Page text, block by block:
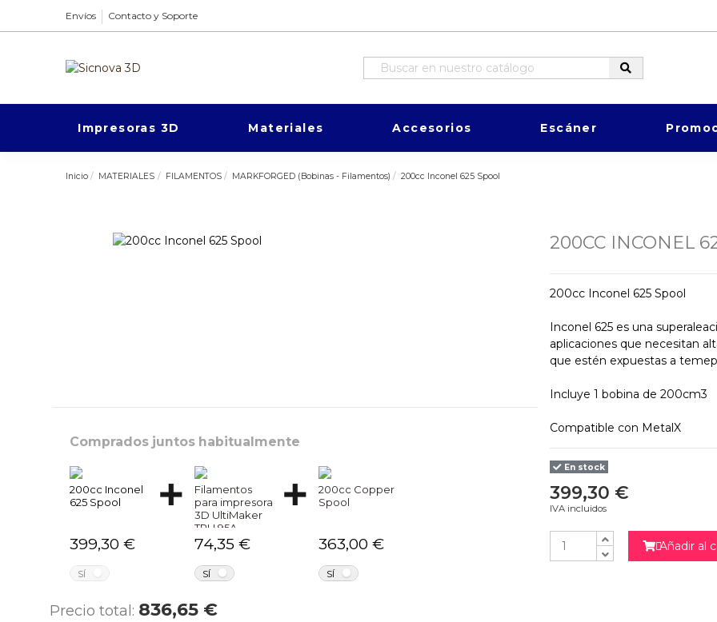
Envíos Contacto y Soporte
Impresoras 3D Materiales Accesorios Escáner
Inicio MATERIALES FILAMENTOS MARKFORGED (Bobinas - Filamentos) 200cc Inconel 625 Spool
200CC INCONEL
200cc Inconel 625 Spool
Inconel 625 es una
aplicaciones que necesitan
que estén expuestas a
Incluye 1 bobina de 200cm3
Compatible con MetalX
En stock
399,30 €
IVA incluidos

Añadir al
Comprados juntos habitualmente
200cc Inconel
625 Spool
399,30 €
SÍ
Filamentos
para impresora
3D UltiMaker
TPU 95A
74,35 €
SÍ
200cc Copper
Spool
363,00 €
SÍ
Precio total: 836,65 €